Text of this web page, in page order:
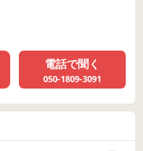
電話で聞く
050-1809-3091